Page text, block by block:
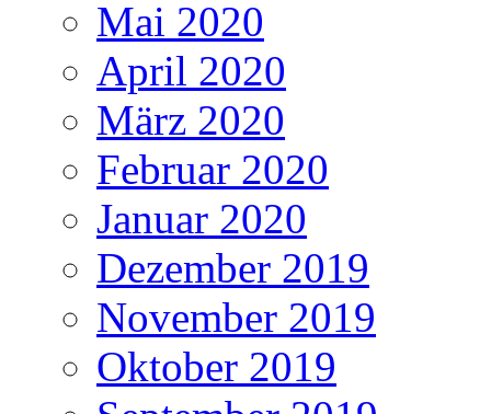
Mai 2020
April 2020
März 2020
Februar 2020
Januar 2020
Dezember 2019
November 2019
Oktober 2019